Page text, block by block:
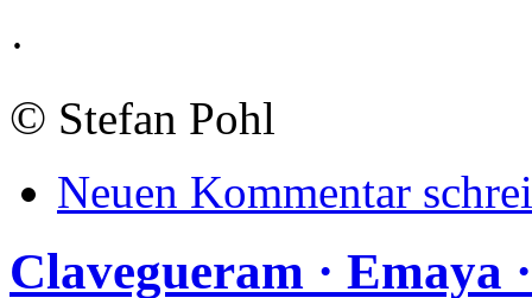
·
© Stefan Pohl
Neuen Kommentar
Clavegueram · Emaya